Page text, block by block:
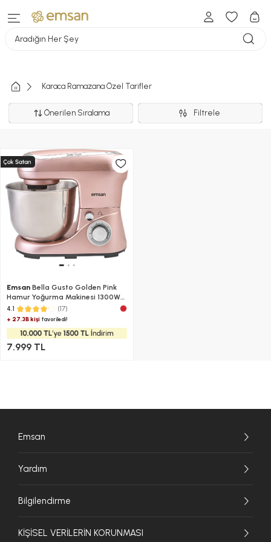
Aradığın Her Şey
Karaca Ramazana Özel Tarifler
Önerilen Sıralama Filtrele
Emsan Bella Gusto Golden Pink
Hamur Yoğurma Makinesi 1300W
5L
4.1 (17)
+ 27.3B kişi favoriledi!
7.999 TL
Emsan
Yardım
Bilgilendirme
KİŞİSEL VERİLERİN KORUNMASI